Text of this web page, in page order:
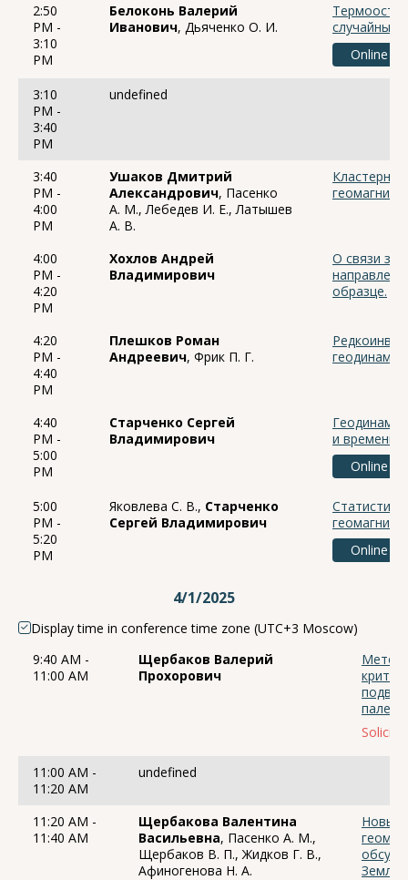
2:50
PM -
3:10
PM
Белоконь Валерий
Иванович, Дьяченко О. И.
случайных
Online
3:10
PM -
3:40
PM
undefined
3:40
PM -
4:00
PM
Ушаков Дмитрий
Александрович, Пасенко
А. М., Лебедев И. Е., Латышев
А. В.
4:00
PM -
4:20
PM
Хохлов Андрей
Владимирович
О связи
образце.
4:20
PM -
4:40
PM
Плешков Роман
Андреевич, Фрик П. Г.
геодинамо
4:40
PM -
5:00
PM
Старченко Сергей
Владимирович
Геодинамо
и времени
Online
5:00
PM -
5:20
PM
Яковлева С. В., Старченко
Сергей Владимирович
Online
4/1/2025
Display time in conference time zone (UTC+3 Moscow)
9:40 AM -
11:00 AM
Щербаков Валерий
Прохорович
11:00 AM -
11:20 AM
undefined
11:20 AM -
11:40 AM
Щербакова Валентина
Васильевна, Пасенко А. М.,
Щербаков В. П., Жидков Г. В.,
Афиногенова Н. А.
Новые
Земли